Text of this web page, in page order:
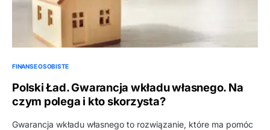
FINANSE OSOBISTE
Polski Ład. Gwarancja wkładu własnego. Na
czym polega i kto skorzysta?
Gwarancja wkładu własnego to rozwiązanie, które ma pomóc